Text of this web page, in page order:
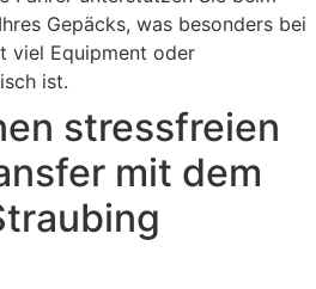
Gepäcks, was besonders bei
viel Equipment oder
ist.
stressfreien
mit dem